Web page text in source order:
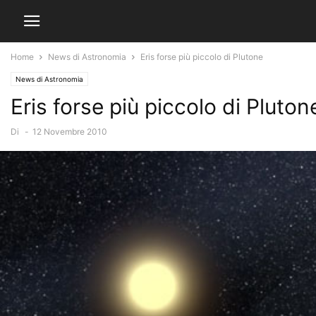
Home News di Astronomia Eris forse più piccolo di Plutone
News di Astronomia
Eris forse più piccolo di
Di - 12 Novembre 2010